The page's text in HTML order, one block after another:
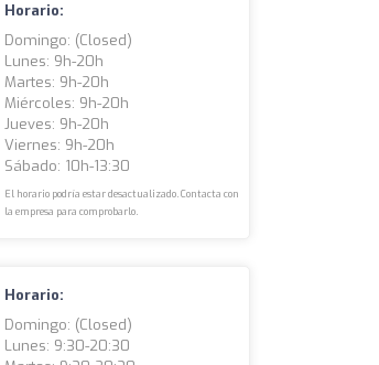
Horario:
Domingo: (closed)
Lunes: 9h-20h
Martes: 9h-20h
Miércoles: 9h-20h
Jueves: 9h-20h
Viernes: 9h-20h
Sábado: 10h-13:30
El horario podría estar desactualizado. Contacta con
la empresa para comprobarlo.
Horario:
Domingo: (closed)
Lunes: 9:30-20:30